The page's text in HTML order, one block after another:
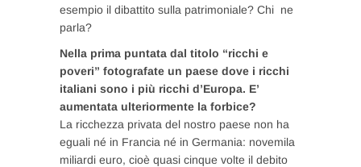
esempio il dibattito sulla patrimoniale? Chi ne
parla?
Nella prima puntata dal titolo “ricchi e
poveri” fotografate un paese dove i ricchi
italiani sono i più ricchi d’Europa. E’
aumentata ulteriormente la forbice?
La ricchezza privata del nostro paese non ha
eguali né in Francia né in Germania: novemila
miliardi euro, cioè quasi cinque volte il debito